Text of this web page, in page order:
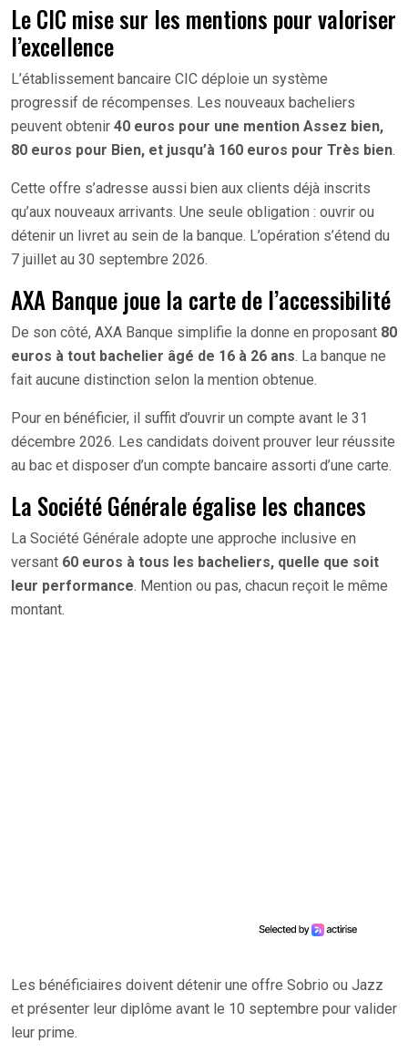
Le CIC mise sur les mentions pour valoriser
l’excellence
L’établissement bancaire CIC déploie un système
progressif de récompenses. Les nouveaux bacheliers
peuvent obtenir 40 euros pour une mention Assez bien,
80 euros pour Bien, et jusqu’à 160 euros pour Très bien.
Cette offre s’adresse aussi bien aux clients déjà inscrits
qu’aux nouveaux arrivants. Une seule obligation : ouvrir ou
détenir un livret au sein de la banque. L’opération s’étend du
7 juillet au 30 septembre 2026.
AXA Banque joue la carte de l’accessibilité
De son côté, AXA Banque simplifie la donne en proposant 80
euros à tout bachelier âgé de 16 à 26 ans. La banque ne
fait aucune distinction selon la mention obtenue.
Pour en bénéficier, il suffit d’ouvrir un compte avant le 31
décembre 2026. Les candidats doivent prouver leur réussite
au bac et disposer d’un compte bancaire assorti d’une carte.
La Société Générale égalise les chances
La Société Générale adopte une approche inclusive en
versant 60 euros à tous les bacheliers, quelle que soit
leur performance. Mention ou pas, chacun reçoit le même
montant.
Les bénéficiaires doivent détenir une offre Sobrio ou Jazz
et présenter leur diplôme avant le 10 septembre pour valider
leur prime.